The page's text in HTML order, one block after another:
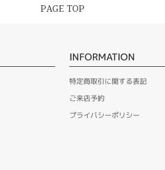
PAGE TOP
INFORMATION
特定商取引に関する表記
ご来店予約
プライバシーポリシー